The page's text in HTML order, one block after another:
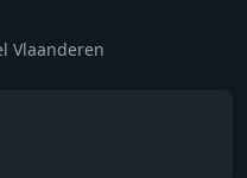
Vlaanderen